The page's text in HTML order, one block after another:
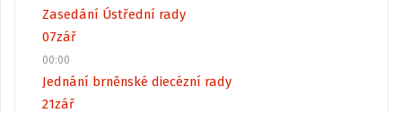
Zasedání Ústřední rady
07zář
00:00
Jednání brněnské diecézní rady
21zář